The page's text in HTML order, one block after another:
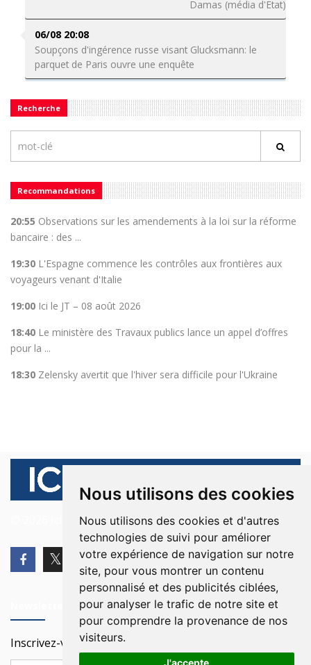
Nous utilisons des cookies
Nous utilisons des cookies et d'autres
technologies de suivi pour améliorer
votre expérience de navigation sur notre
site, pour vous montrer un contenu
personnalisé et des publicités ciblées,
pour analyser le trafic de notre site et
pour comprendre la provenance de nos
visiteurs.
J'accepte
Damas (média d'Etat)
06/08 20:08
Soupçons d'ingérence russe visant Glucksmann: le
parquet de Paris ouvre une enquête
Recherche
Recommandations
20:55 Observations sur les amendements à la loi sur la réforme
bancaire : des ...
19:30 L'Espagne commence les contrôles aux frontières aux
voyageurs venant d'Italie
19:00 Ici le JT – 08 août 2026
18:40 Le ministère des Travaux publics lance un appel d’offres
pour la ...
18:30 Zelensky avertit que l'hiver sera difficile pour l'Ukraine
© 2026 Ici Beyrouth. Tous les droits sont réservés.
Inscrivez-vous à notre Newsletter